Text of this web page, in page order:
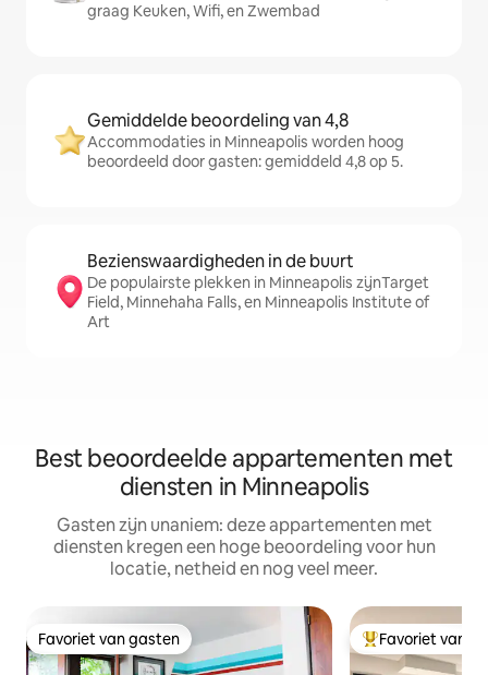
graag Keuken, Wifi, en Zwembad
Gemiddelde beoordeling van 4,8
Accommodaties in Minneapolis worden hoog
beoordeeld door gasten: gemiddeld 4,8 op 5.
Bezienswaardigheden in de buurt
De populairste plekken in Minneapolis zijnTarget
Field, Minnehaha Falls, en Minneapolis Institute of
Art
Best beoordeelde appartementen met
diensten in Minneapolis
Gasten zijn unaniem: deze appartementen met
diensten kregen een hoge beoordeling voor hun
locatie, netheid en nog veel meer.
Favoriet van gasten
Favoriet van gasten Topfavoriet van
Favoriet van